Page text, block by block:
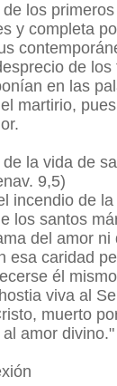
los
y completa
de
en las
martirio,
la vida de
9,5)
incendio de
los santos
del amor
esa caridad
él
viva al
muerto
amor divino."